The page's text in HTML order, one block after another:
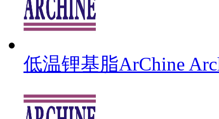
低温锂基脂ArChine